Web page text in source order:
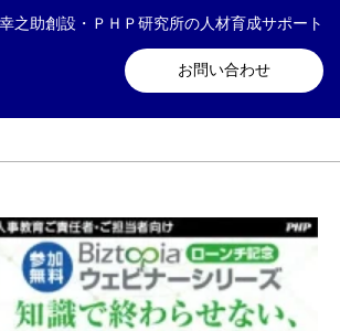
之助創設・ＰＨＰ研究所の人材育成サポート
お問い合わせ
メールマガジン登録